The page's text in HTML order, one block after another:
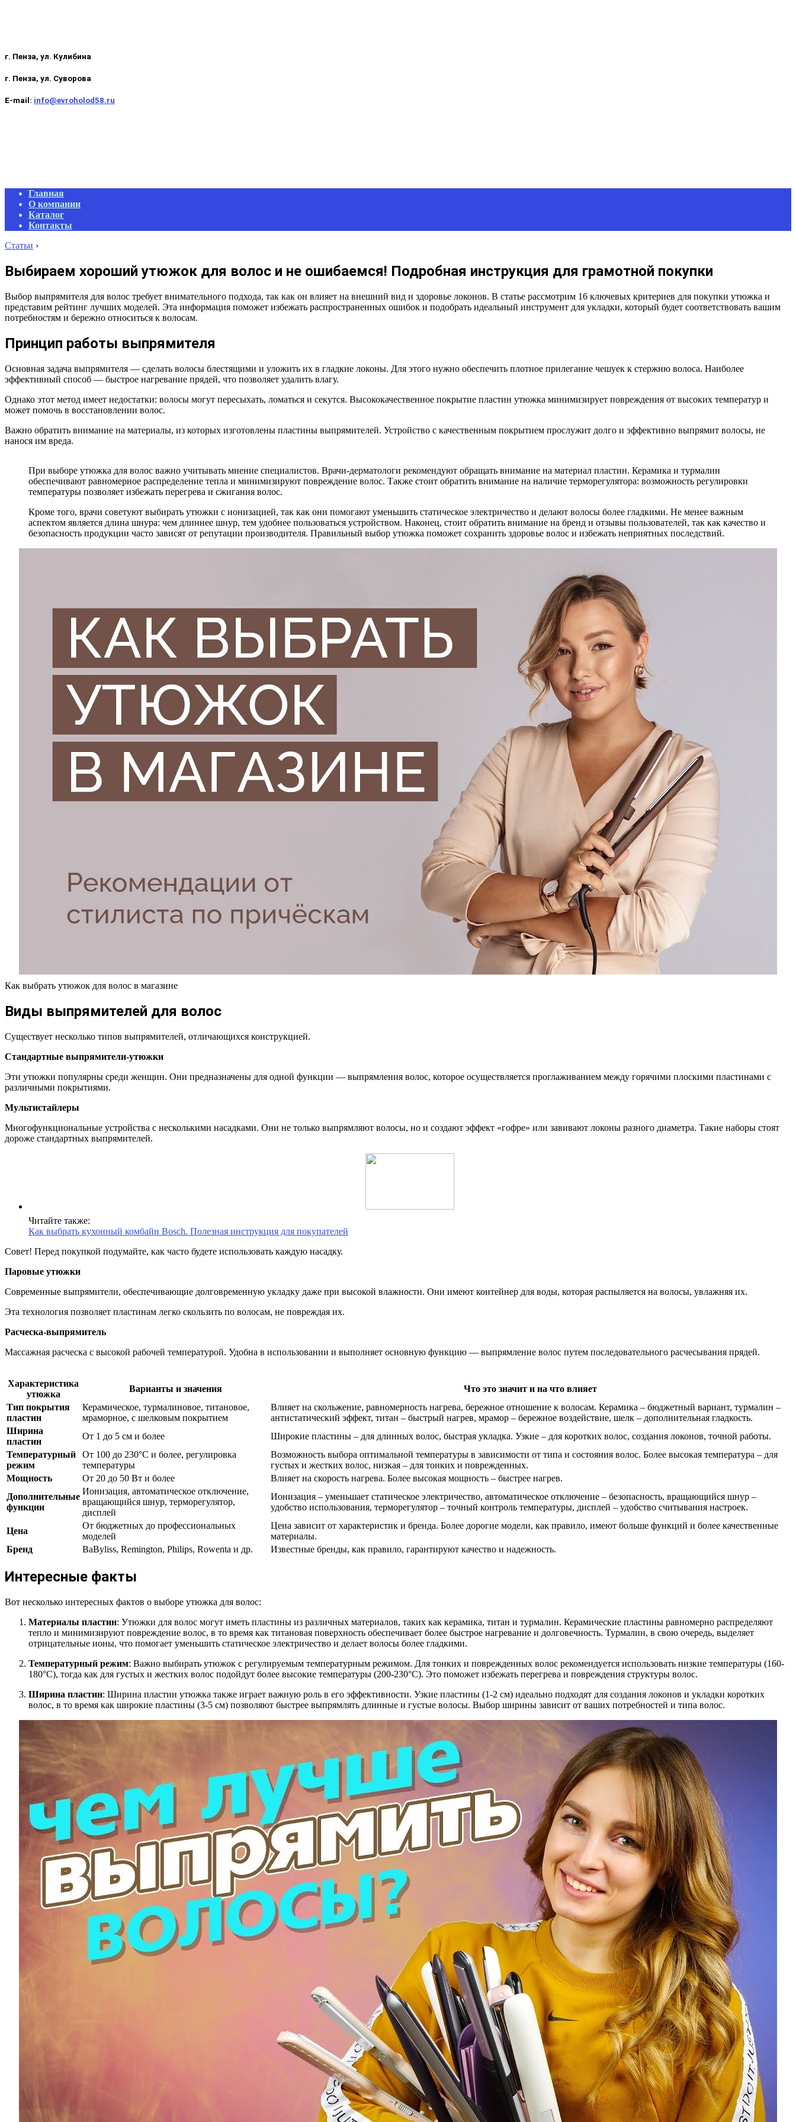
г. Пенза, ул. Кулибина
г. Пенза, ул. Суворова
E-mail: info@evroholod58.ru
Primary
Navigation
Menu
Главная
О компании
Каталог
Контакты
Статьи ›
Выбираем хороший утюжок для волос и не ошибаемся! Подробная инструкция для грамотной покупки
Выбор выпрямителя для волос требует внимательного подхода, так как он влияет на внешний вид и здоровье локонов. В статье рассмотрим 16 ключевых критериев для покупки утюжка и
представим рейтинг лучших моделей. Эта информация поможет избежать распространенных ошибок и подобрать идеальный инструмент для укладки, который будет соответствовать вашим
потребностям и бережно относиться к волосам.
Принцип работы выпрямителя
Основная задача выпрямителя — сделать волосы блестящими и уложить их в гладкие локоны. Для этого нужно обеспечить плотное прилегание чешуек к стержню волоса. Наиболее
эффективный способ — быстрое нагревание прядей, что позволяет удалить влагу.
Однако этот метод имеет недостатки: волосы могут пересыхать, ломаться и секутся. Высококачественное покрытие пластин утюжка минимизирует повреждения от высоких температур и
может помочь в восстановлении волос.
Важно обратить внимание на материалы, из которых изготовлены пластины выпрямителей. Устройство с качественным покрытием прослужит долго и эффективно выпрямит волосы, не
нанося им вреда.
При выборе утюжка для волос важно учитывать мнение специалистов. Врачи-дерматологи рекомендуют обращать внимание на материал пластин. Керамика и турмалин
обеспечивают равномерное распределение тепла и минимизируют повреждение волос. Также стоит обратить внимание на наличие терморегулятора: возможность регулировки
температуры позволяет избежать перегрева и сжигания волос.
Кроме того, врачи советуют выбирать утюжки с ионизацией, так как они помогают уменьшить статическое электричество и делают волосы более гладкими. Не менее важным
аспектом является длина шнура: чем длиннее шнур, тем удобнее пользоваться устройством. Наконец, стоит обратить внимание на бренд и отзывы пользователей, так как качество и
безопасность продукции часто зависят от репутации производителя. Правильный выбор утюжка поможет сохранить здоровье волос и избежать неприятных последствий.
Как выбрать утюжок для волос в магазине
Виды выпрямителей для волос
Существует несколько типов выпрямителей, отличающихся конструкцией.
Стандартные выпрямители-утюжки
Эти утюжки популярны среди женщин. Они предназначены для одной функции — выпрямления волос, которое осуществляется проглаживанием между горячими плоскими пластинами с
различными покрытиями.
Мультистайлеры
Многофункциональные устройства с несколькими насадками. Они не только выпрямляют волосы, но и создают эффект «гофре» или завивают локоны разного диаметра. Такие наборы стоят
дороже стандартных выпрямителей.
Читайте также:
Как выбрать кухонный комбайн Bosch. Полезная инструкция для покупателей
Совет! Перед покупкой подумайте, как часто будете использовать каждую насадку.
Паровые утюжки
Современные выпрямители, обеспечивающие долговременную укладку даже при высокой влажности. Они имеют контейнер для воды, которая распыляется на волосы, увлажняя их.
Эта технология позволяет пластинам легко скользить по волосам, не повреждая их.
Расческа-выпрямитель
Массажная расческа с высокой рабочей температурой. Удобна в использовании и выполняет основную функцию — выпрямление волос путем последовательного расчесывания прядей.
Характеристика
утюжка
Варианты и значения
Что это значит и на что влияет
Тип покрытия
пластин
Керамическое, турмалиновое, титановое,
мраморное, с шелковым покрытием
Влияет на скольжение, равномерность нагрева, бережное отношение к волосам. Керамика – бюджетный вариант, турмалин –
антистатический эффект, титан – быстрый нагрев, мрамор – бережное воздействие, шелк – дополнительная гладкость.
Ширина
пластин
От 1 до 5 см и более
Широкие пластины – для длинных волос, быстрая укладка. Узкие – для коротких волос, создания локонов, точной работы.
Температурный
режим
От 100 до 230°C и более, регулировка
температуры
Возможность выбора оптимальной температуры в зависимости от типа и состояния волос. Более высокая температура – для
густых и жестких волос, низкая – для тонких и поврежденных.
Мощность
От 20 до 50 Вт и более
Влияет на скорость нагрева. Более высокая мощность – быстрее нагрев.
Дополнительные
функции
Ионизация, автоматическое отключение,
вращающийся шнур, терморегулятор,
дисплей
Ионизация – уменьшает статическое электричество, автоматическое отключение – безопасность, вращающийся шнур –
удобство использования, терморегулятор – точный контроль температуры, дисплей – удобство считывания настроек.
Цена
От бюджетных до профессиональных
моделей
Цена зависит от характеристик и бренда. Более дорогие модели, как правило, имеют больше функций и более качественные
материалы.
Бренд
BaByliss, Remington, Philips, Rowenta и др. Известные бренды, как правило, гарантируют качество и надежность.
Интересные факты
Вот несколько интересных фактов о выборе утюжка для волос:
Материалы пластин: Утюжки для волос могут иметь пластины из различных материалов, таких как керамика, титан и турмалин. Керамические пластины равномерно распределяют
тепло и минимизируют повреждение волос, в то время как титановая поверхность обеспечивает более быстрое нагревание и долговечность. Турмалин, в свою очередь, выделяет
отрицательные ионы, что помогает уменьшить статическое электричество и делает волосы более гладкими.
Температурный режим: Важно выбирать утюжок с регулируемым температурным режимом. Для тонких и поврежденных волос рекомендуется использовать низкие температуры (160-
180°C), тогда как для густых и жестких волос подойдут более высокие температуры (200-230°C). Это поможет избежать перегрева и повреждения структуры волос.
Ширина пластин: Ширина пластин утюжка также играет важную роль в его эффективности. Узкие пластины (1-2 см) идеально подходят для создания локонов и укладки коротких
волос, в то время как широкие пластины (3-5 см) позволяют быстрее выпрямлять длинные и густые волосы. Выбор ширины зависит от ваших потребностей и типа волос.